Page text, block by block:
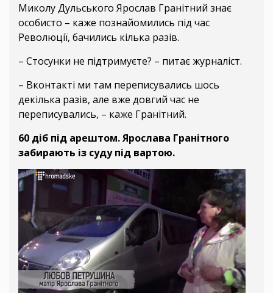
Миколу Дульського Ярослав Гранітний знає
особисто – каже познайомились під час
Революції, бачились кілька разів.
– Стосунки не підтримуєте? – питає журналіст.
– Вконтакті ми там переписувались шось
декілька разів, але вже довгий час не
переписувались, – каже Гранітний.
60 діб під арештом. Ярослава Гранітного
забирають із суду під вартою.